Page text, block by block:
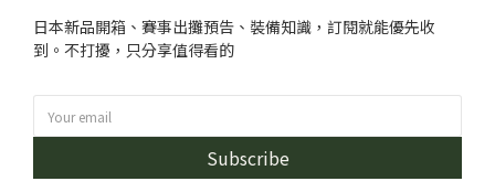
日本新品開箱、賽事出攤預告、裝備知識，訂閱就能優先收
到。不打擾，只分享值得看的
Subscribe